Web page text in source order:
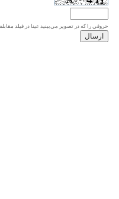
حروفي را كه در تصوير مي‌بينيد عينا در فيلد